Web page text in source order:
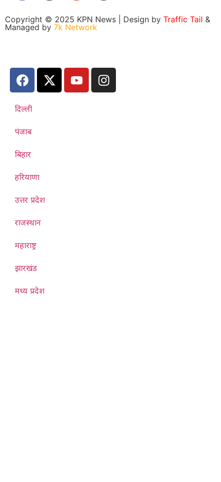
Copyright © 2025 KPN News | Design by Traffic Tail &
Managed by 7k Network
दिल्ली
पंजाब
बिहार
हरियाणा
उत्तर प्रदेश
राजस्थान
महाराष्ट्र
झारखंड
मध्य प्रदेश